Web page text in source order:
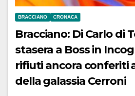
BRACCIANO CRONACA
Bracciano: Di Carlo di
stasera a Boss in
rifiuti ancora conferiti
della galassia Cerroni